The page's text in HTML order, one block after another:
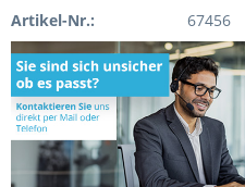
Artikel-Nr.: 67456